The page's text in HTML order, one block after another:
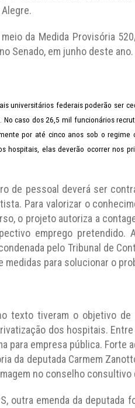
da Medida Provisória
Senado, em junho deste ano.
universitários federais poderão ser
caso dos 26,5 mil funcionários
por até cinco anos sob o regime
hospitais, elas deverão ocorrer nos
de pessoal deverá ser
Para valorizar o
o projeto autoriza a
emprego pretendido.
pelo Tribunal de
para solucionar o
texto tiveram o objetivo
dos hospitais.
para empresa pública. Forte
da deputada Carmem
no conselho consultivo
outra emenda da deputada